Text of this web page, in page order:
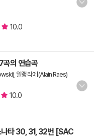
10.0
곡의 연습곡
알랭 라에 (Alain Raes)
10.0
나타 30, 31, 32번 [SAC